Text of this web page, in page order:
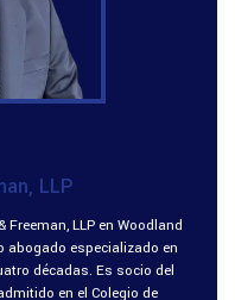
LLP
LLP en Woodland
abogado especializado en
décadas. Es socio del
en el Colegio de